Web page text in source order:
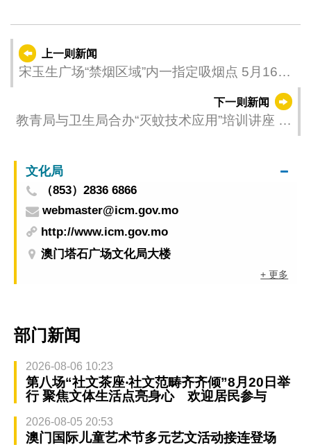
上一则新闻
宋玉生广场“禁烟区域”内一指定吸烟点 5月16日
下一则新闻
教青局与卫生局合办“灭蚊技术应用”培训讲座 赋
文化局
（853）2836 6866
webmaster@icm.gov.mo
http://www.icm.gov.mo
澳门塔石广场文化局大楼
+ 更多
部门新闻
2026-08-06 10:23
第八场“社文茶座‧社文范畴齐齐倾”8月20日举
行 聚焦文体生活点亮身心 欢迎居民参与
2026-08-05 20:53
澳门国际儿童艺术节多元艺文活动接连登场